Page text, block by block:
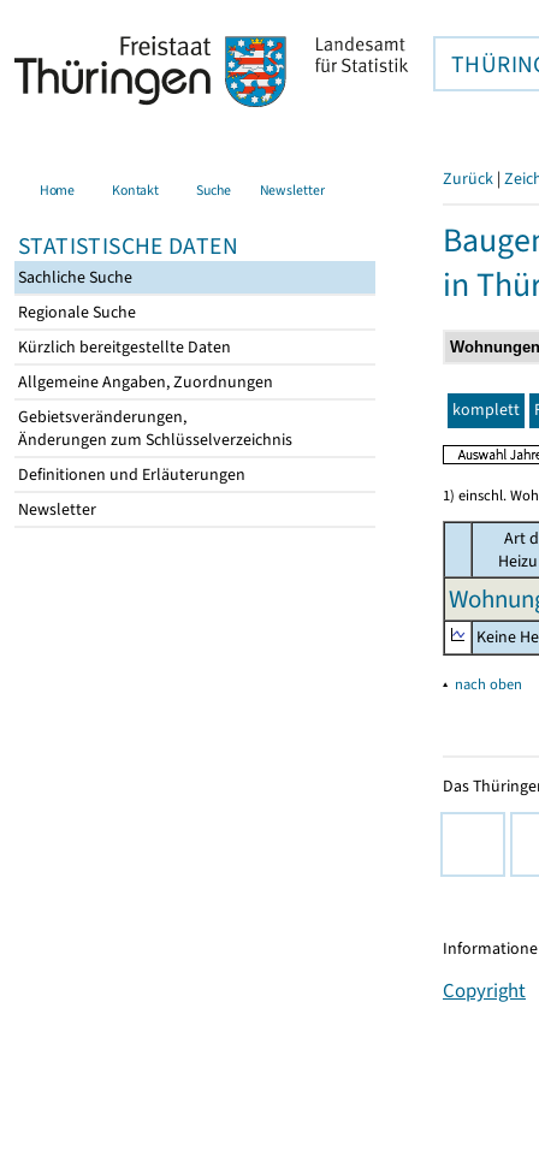
Home Kontakt Suche Newsletter
STATISTISCHE DATEN
Sachliche Suche
Regionale Suche
Kürzlich bereitgestellte Daten
Allgemeine Angaben, Zuordnungen
Gebietsveränderungen,
Änderungen zum Schlüsselverzeichnis
Definitionen und Erläuterungen
Newsletter
Zurück |
in
komplett
1) einschl.
Art
Keine
▴ nach oben
Das
Copyright